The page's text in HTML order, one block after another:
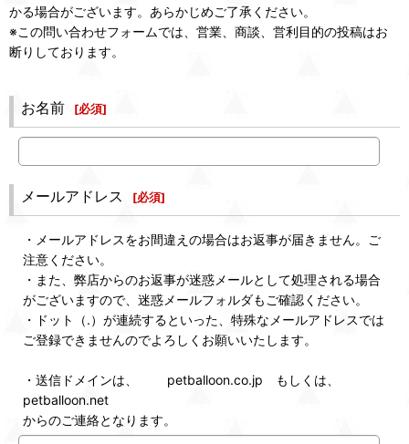
かる場合がございます。あらかじめご了承ください。
※この問い合わせフォームでは、営業、商談、営利目的の投稿はお
断りしております。
お名前 [必須]
メールアドレス [必須]
・メールアドレスをお間違えの場合はお返事が届きません。ご
注意ください。
・また、弊店からのお返事が迷惑メールとして処理される場合
がございますので、迷惑メールフォルダもご確認ください。
・ドット（.）が連続するといった、特殊なメールアドレスでは
ご登録できませんのでよろしくお願いいたします。
・送信ドメインは、 petballoon.co.jp もしくは、
petballoon.net
からのご連絡となります。